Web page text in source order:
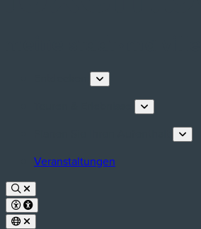
Veranstaltungen